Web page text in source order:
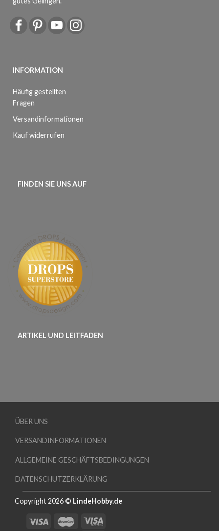
INFORMATION
Häufig gestellten
Fragen
Versandinformationen
Kauf widerrufen
FINDEN SIE UNS AUF
ARTIKEL UND LEITFADEN
ÜBER UNS
VERSANDINFORMATIONEN
ALLGEMEINE GESCHÄFTSBEDINGUNGEN
DATENSCHUTZERKLÄRUNG
Copyright 2026 © LindeHobby.de